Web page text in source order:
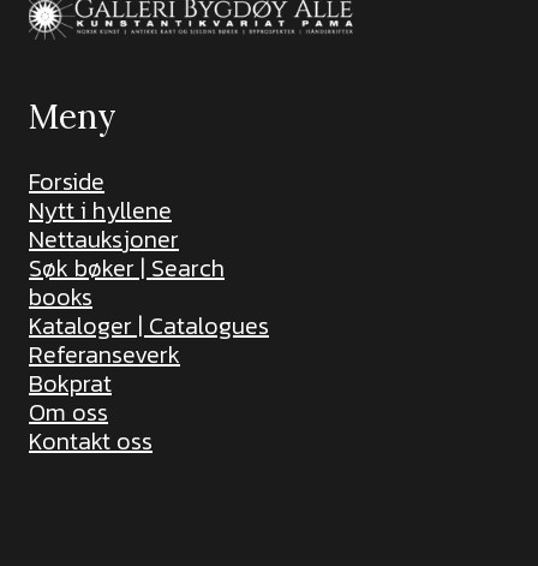
Meny
Forside
Nytt i hyllene
Nettauksjoner
Søk bøker | Search
books
Kataloger | Catalogues
Referanseverk
Bokprat
Om oss
Kontakt oss